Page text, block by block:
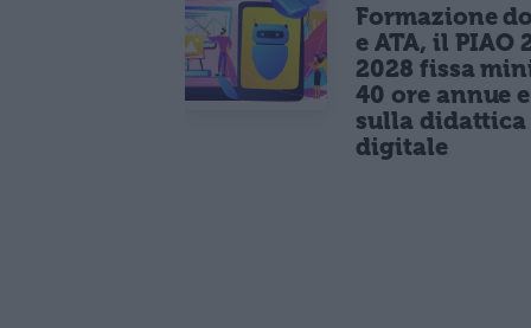
Formazione
e ATA, il PIAO
2028 fissa
40 ore annue
sulla didattica
digitale